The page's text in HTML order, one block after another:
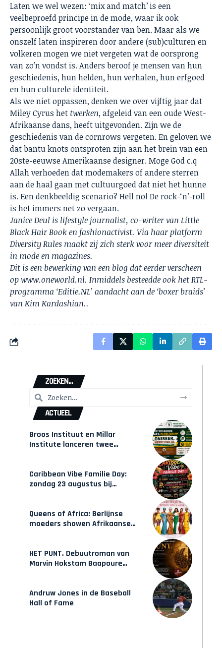
Laten we wel wezen: ‘mix and match’ is een
veelbeproefd principe in de mode, waar ik ook
persoonlijk groot voorstander van ben. Maar als we
onszelf laten inspireren door andere (sub)culturen en
volkeren mogen we niet vergeten wat de oorsprong
van zo’n vondst is. Anders beroof je mensen van hun
geschiedenis, hun helden, hun verhalen, hun erfgoed
en hun culturele identiteit.
Als we niet oppassen, denken we over vijftig jaar dat
Miley Cyrus hettwerken, afgeleid van een oude West-
Afrikaanse dans, heeft uitgevonden. Zijn we de
geschiedenis van de cornrows vergeten. En geloven we
dat bantu knots ontsproten zijn aan het brein van een
20ste-eeuwse Amerikaanse designer. Moge God c.q
Allah verhoeden dat modemakers of andere sterren
aan de haal gaan met cultuurgoed dat niet het hunne
is. Een denkbeeldig scenario? Hell no! De rock-‘n’-roll
is het immers net zo vergaan.
Janice Deul is lifestyle journalist, co-writer van Little
Black Hair Booken fashionactivist. Via haar platform
Diversity Rules maakt zij zich sterk voor meer diversiteit
in mode en magazines.
Dit is een bewerking van een blog dat eerder verscheen
op www.oneworld.nl. Inmiddels besteedde ook het RTL-
programma ‘Editie.NL’ aandacht aan de ‘boxer braids’
van Kim Kardashian..
ZOEKEN...
ACTUEEL
Broos Instituut en Millar
Institute lanceren twee
Caribbean Vibe Familie Day:
zondag 23 augustus bij
Queens of Africa: Berlijnse
moeders showen Afrikaanse
HET PUNT. Debuutroman van
Marvin Hokstam Baapoure
Andruw Jones in de Baseball
Hall of Fame